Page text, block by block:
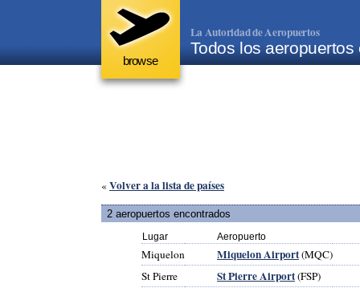
browse
La Autoridad de Aeropuertos
Todos los
« Volver a la lista de países
2 aeropuertos encontrados
Lugar Aeropuerto
Miquelon Miquelon Airport(MQC)
St Pierre
St Pierre Airport(FSP)